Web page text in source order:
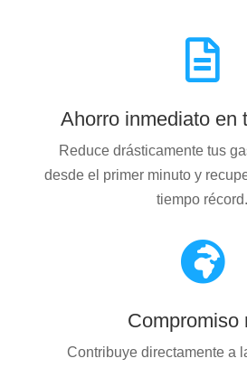

Ahorro inmediato en
Reduce drásticamente tus
desde el primer minuto y
tiempo récord.

Compromiso
Contribuye directamente a